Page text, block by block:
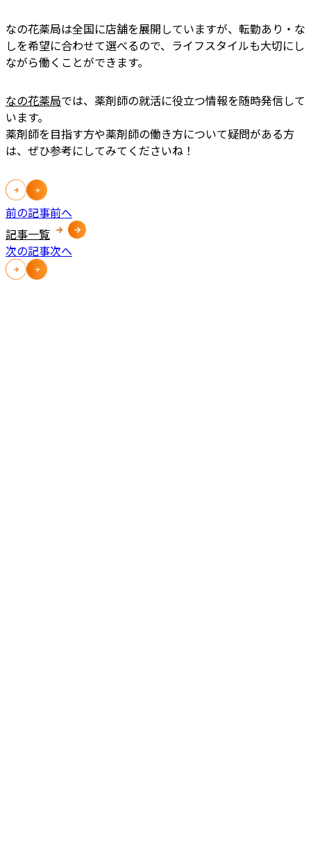
なの花薬局は全国に店舗を展開していますが、転勤あり・な
しを希望に合わせて選べるので、ライフスタイルも大切にし
ながら働くことができます。
なの花薬局では、薬剤師の就活に役立つ情報を随時発信して
います。
薬剤師を目指す方や薬剤師の働き方について疑問がある方
は、ぜひ参考にしてみてくださいね！
前の記事前へ
記事一覧
次の記事次へ